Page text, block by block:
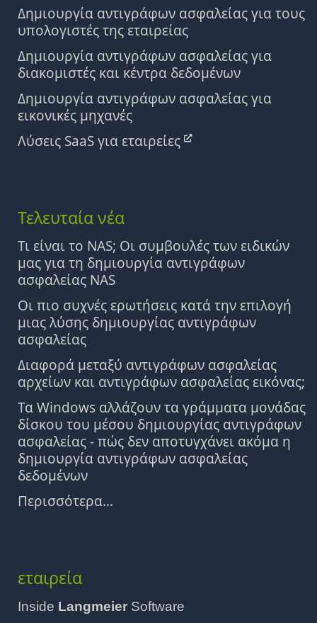
Δημιουργία αντιγράφων ασφαλείας για τους
υπολογιστές της εταιρείας
Δημιουργία αντιγράφων ασφαλείας για
διακομιστές και κέντρα δεδομένων
Δημιουργία αντιγράφων ασφαλείας για
εικονικές μηχανές
Λύσεις SaaS για εταιρείες
Τελευταία νέα
Τι είναι το NAS; Οι συμβουλές των ειδικών
μας για τη δημιουργία αντιγράφων
ασφαλείας NAS
Οι πιο συχνές ερωτήσεις κατά την επιλογή
μιας λύσης δημιουργίας αντιγράφων
ασφαλείας
Διαφορά μεταξύ αντιγράφων ασφαλείας
αρχείων και αντιγράφων ασφαλείας εικόνας;
Τα Windows αλλάζουν τα γράμματα μονάδας
δίσκου του μέσου δημιουργίας αντιγράφων
ασφαλείας - πώς δεν αποτυγχάνει ακόμα η
δημιουργία αντιγράφων ασφαλείας
δεδομένων
Περισσότερα...
εταιρεία
Inside Langmeier Software